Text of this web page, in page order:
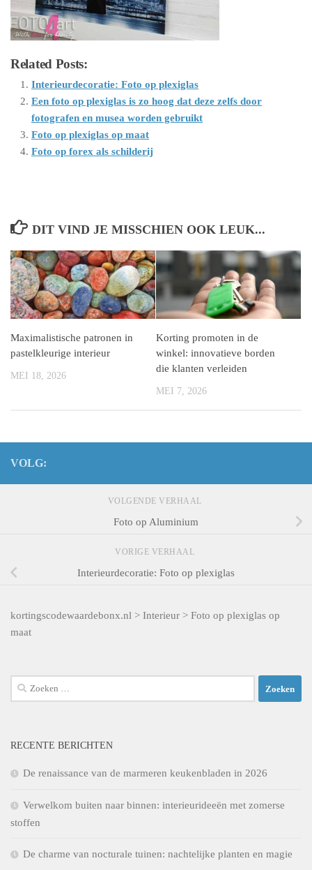
Related Posts:
Interieurdecoratie: Foto op plexiglas
Een foto op plexiglas is zo hoog dat deze zelfs door
fotografen en musea worden gebruikt
Foto op plexiglas op maat
Foto op forex als schilderij
DIT VIND JE MISSCHIEN OOK LEUK...
Maximalistische patronen in
pastelkleurige interieur
MEI 18, 2026
Korting promoten in de
winkel: innovatieve borden
die klanten verleiden
MEI 7, 2026
VOLG:
VOLGENDE VERHAAL
Foto op Aluminium
VORIGE VERHAAL
Interieurdecoratie: Foto op plexiglas
kortingscodewaardebonx.nl > Interieur > Foto op plexiglas op
maat
Zoeken
naar:
RECENTE BERICHTEN
De renaissance van de marmeren keukenbladen in 2026
Verwelkom buiten naar binnen: interieurideeën met zomerse
stoffen
De charme van nocturale tuinen: nachtelijke planten en magie